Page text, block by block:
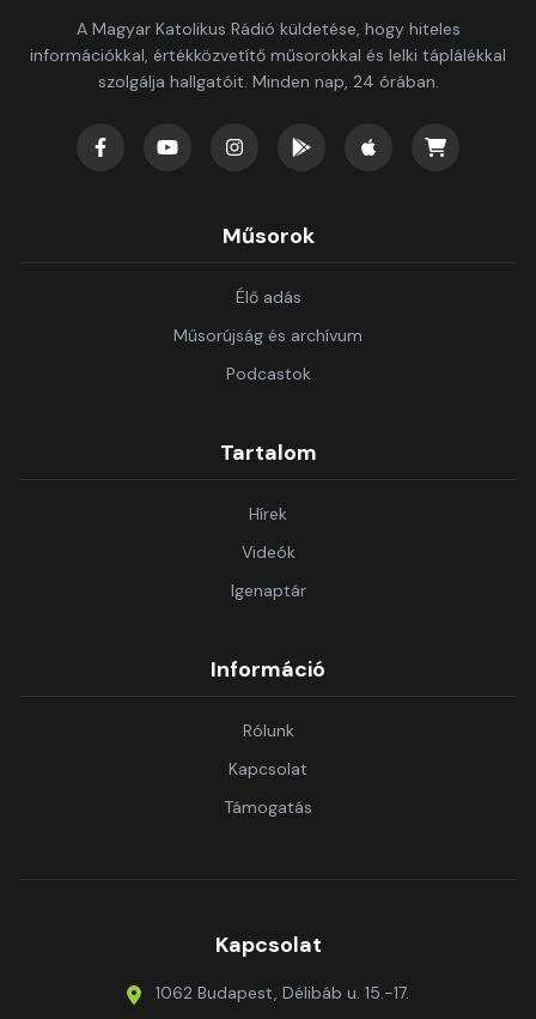
A Magyar Katolikus Rádió küldetése, hogy hiteles
információkkal, értékközvetítő műsorokkal és lelki táplálékkal
szolgálja hallgatóit. Minden nap, 24 órában.
Műsorok
Élő adás
Műsorújság és archívum
Podcastok
Tartalom
Hírek
Videók
Igenaptár
Információ
Rólunk
Kapcsolat
Támogatás
Kapcsolat
1062 Budapest, Délibáb u. 15.-17.